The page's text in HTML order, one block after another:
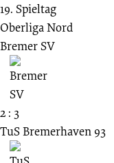
19. Spieltag
Oberliga Nord
Bremer SV
2 : 3
TuS Bremerhaven 93